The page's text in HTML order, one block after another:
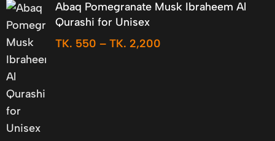
Abaq Pomegranate Musk Ibraheem Al
Qurashi for Unisex
TK. 550 – TK. 2,200